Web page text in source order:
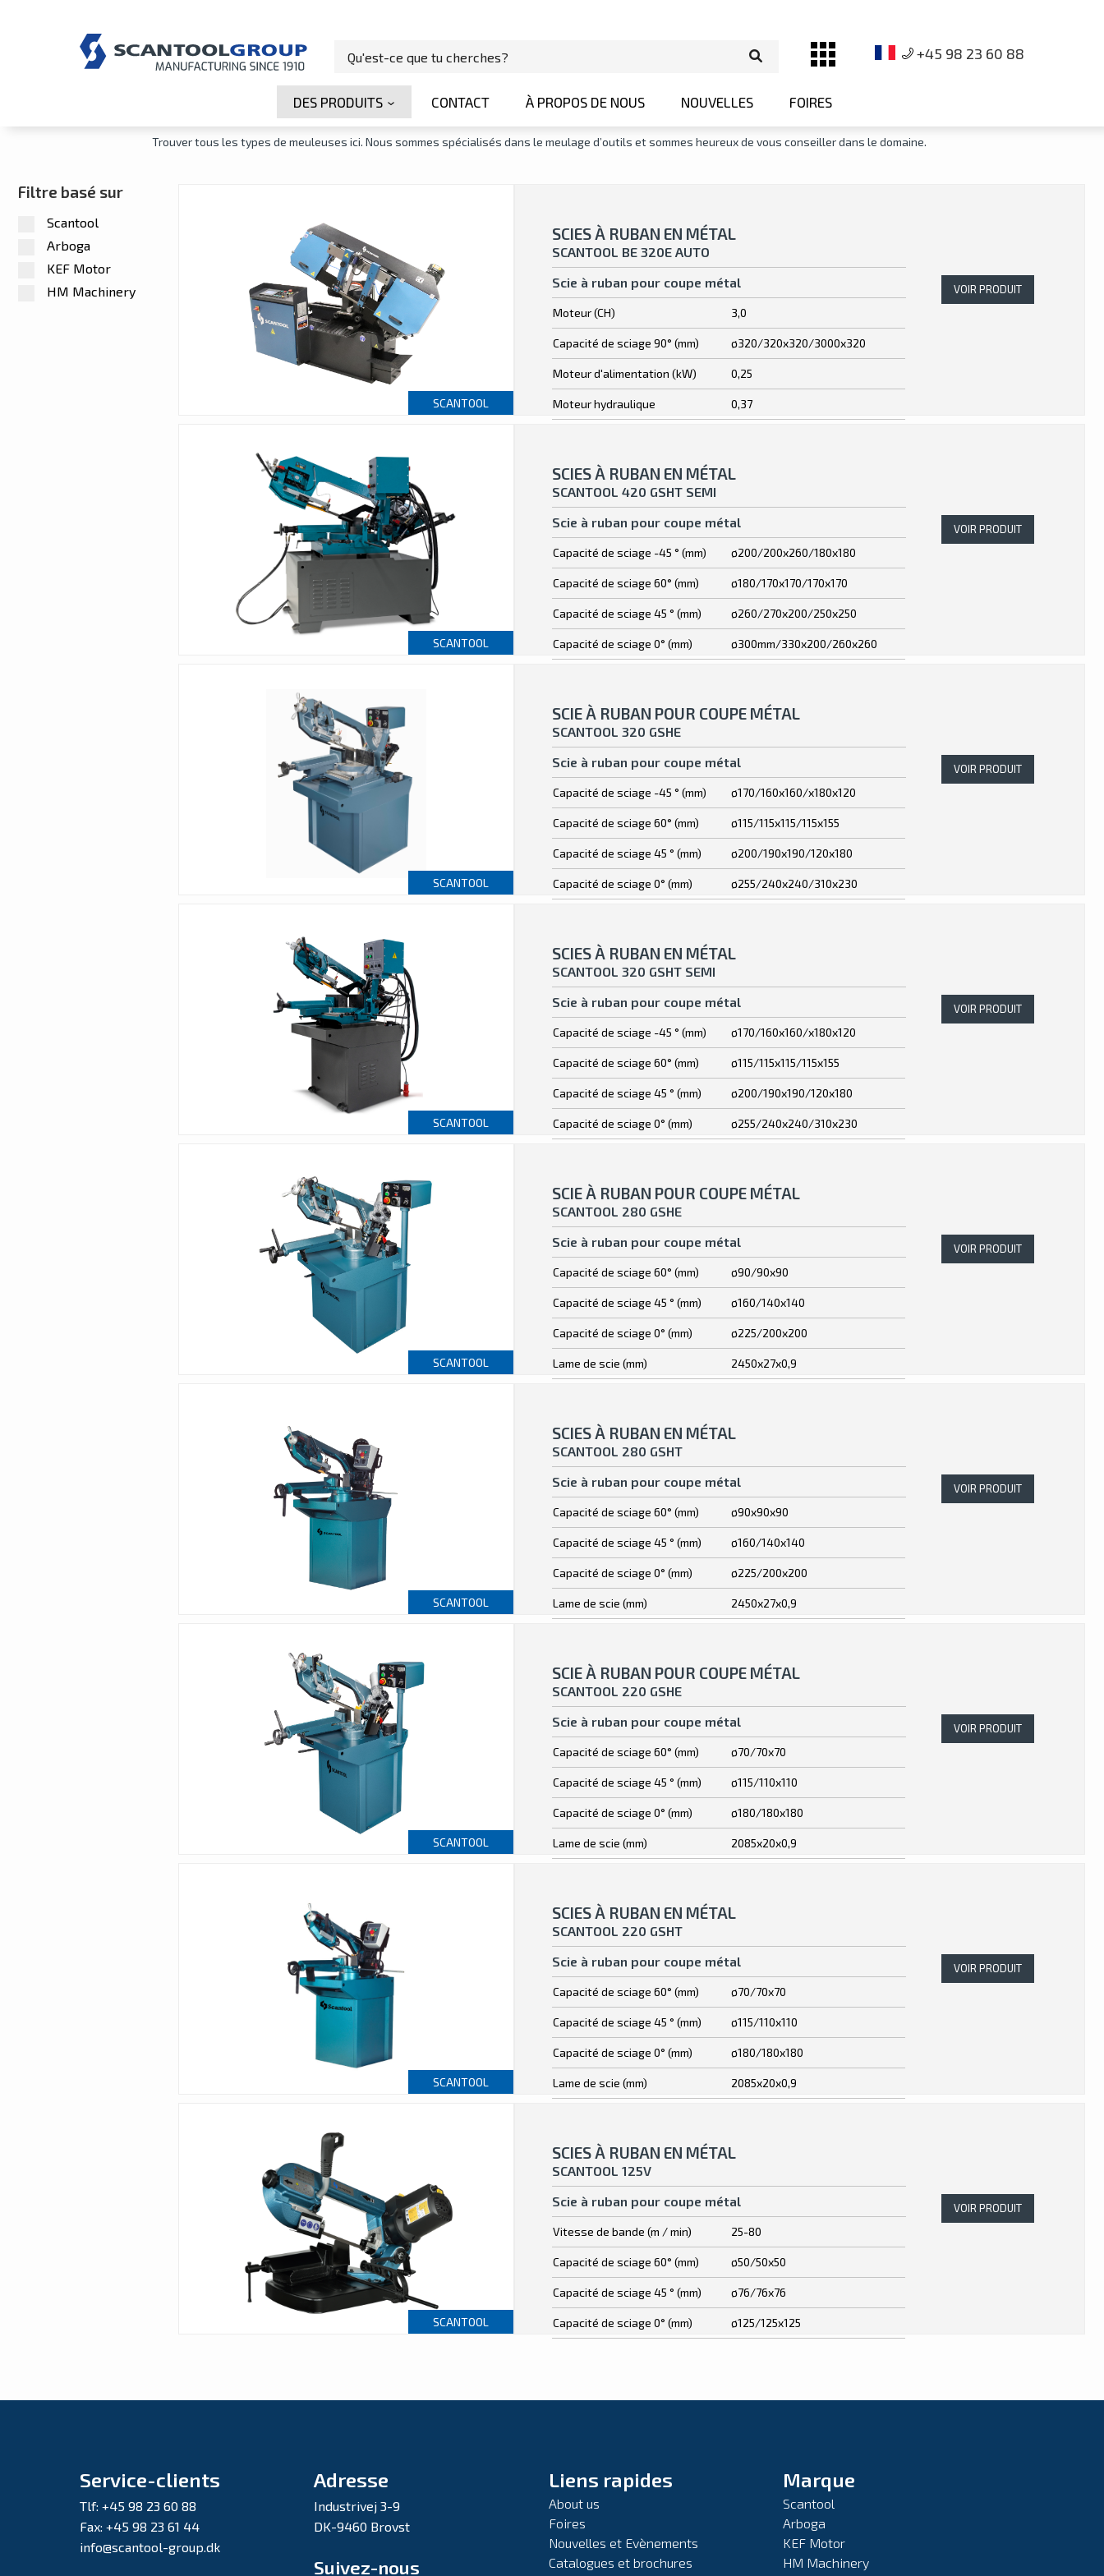
+45 98 23 60 88
DES PRODUITS CONTACT À PROPOS DE NOUS NOUVELLES FOIRES
Maison
Scie à ruban
Trouver tous les types de meuleuses ici. Nous sommes spécialisés dans le meulage d’outils et sommes heureux de vous conseiller dans le domaine.
Filtre basé sur
Scantool
Arboga
KEF Motor
HM Machinery
SCANTOOL
SCIES À RUBAN EN MÉTAL
SCANTOOL BE 320E AUTO
Scie à ruban pour coupe métal
Moteur (CH) 3,0
Capacité de sciage 90° (mm) ø320/320x320/3000x320
Moteur d'alimentation (kW) 0,25
Moteur hydraulique 0,37
VOIR PRODUIT
SCANTOOL
SCIES À RUBAN EN MÉTAL
SCANTOOL 420 GSHT SEMI
Scie à ruban pour coupe métal
Capacité de sciage -45 ° (mm) ø200/200x260/180x180
Capacité de sciage 60° (mm) ø180/170x170/170x170
Capacité de sciage 45 ° (mm) ø260/270x200/250x250
Capacité de sciage 0° (mm) ø300mm/330x200/260x260
VOIR PRODUIT
SCANTOOL
SCIE À RUBAN POUR COUPE MÉTAL
SCANTOOL 320 GSHE
Scie à ruban pour coupe métal
Capacité de sciage -45 ° (mm) ø170/160x160/x180x120
Capacité de sciage 60° (mm) ø115/115x115/115x155
Capacité de sciage 45 ° (mm) ø200/190x190/120x180
Capacité de sciage 0° (mm) ø255/240x240/310x230
VOIR PRODUIT
SCANTOOL
SCIES À RUBAN EN MÉTAL
SCANTOOL 320 GSHT SEMI
Scie à ruban pour coupe métal
Capacité de sciage -45 ° (mm) ø170/160x160/x180x120
Capacité de sciage 60° (mm) ø115/115x115/115x155
Capacité de sciage 45 ° (mm) ø200/190x190/120x180
Capacité de sciage 0° (mm) ø255/240x240/310x230
VOIR PRODUIT
SCANTOOL
SCIE À RUBAN POUR COUPE MÉTAL
SCANTOOL 280 GSHE
Scie à ruban pour coupe métal
Capacité de sciage 60° (mm) ø90/90x90
Capacité de sciage 45 ° (mm) ø160/140x140
Capacité de sciage 0° (mm) ø225/200x200
Lame de scie (mm) 2450x27x0,9
VOIR PRODUIT
SCANTOOL
SCIES À RUBAN EN MÉTAL
SCANTOOL 280 GSHT
Scie à ruban pour coupe métal
Capacité de sciage 60° (mm) ø90x90x90
Capacité de sciage 45 ° (mm) ø160/140x140
Capacité de sciage 0° (mm) ø225/200x200
Lame de scie (mm) 2450x27x0,9
VOIR PRODUIT
SCANTOOL
SCIE À RUBAN POUR COUPE MÉTAL
SCANTOOL 220 GSHE
Scie à ruban pour coupe métal
Capacité de sciage 60° (mm) ø70/70x70
Capacité de sciage 45 ° (mm) ø115/110x110
Capacité de sciage 0° (mm) ø180/180x180
Lame de scie (mm) 2085x20x0,9
VOIR PRODUIT
SCANTOOL
SCIES À RUBAN EN MÉTAL
SCANTOOL 220 GSHT
Scie à ruban pour coupe métal
Capacité de sciage 60° (mm) ø70/70x70
Capacité de sciage 45 ° (mm) ø115/110x110
Capacité de sciage 0° (mm) ø180/180x180
Lame de scie (mm) 2085x20x0,9
VOIR PRODUIT
SCANTOOL
SCIES À RUBAN EN MÉTAL
SCANTOOL 125V
Scie à ruban pour coupe métal
Vitesse de bande (m / min) 25-80
Capacité de sciage 60° (mm) ø50/50x50
Capacité de sciage 45 ° (mm) ø76/76x76
Capacité de sciage 0° (mm) ø125/125x125
VOIR PRODUIT
Service-clients
Tlf: +45 98 23 60 88
Fax: +45 98 23 61 44
info@scantool-group.dk
Adresse
Industrivej 3-9
DK-9460 Brovst
Suivez-nous
Liens rapides
About us
Foires
Nouvelles et Evènements
Catalogues et brochures
Marque
Scantool
Arboga
KEF Motor
HM Machinery